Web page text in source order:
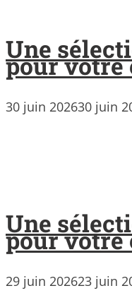
Une
pour votre
30 juin 202630 juin
Une
pour votre
29 juin 202623 juin